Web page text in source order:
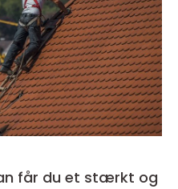
får du et stærkt og